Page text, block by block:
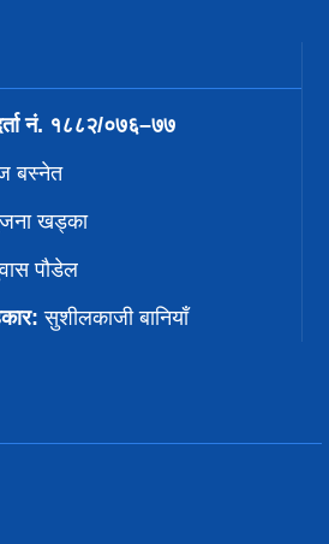
नं. १८८२/०७६–७७
बस्नेत
खड्का
पाैडेल
सुशीलकाजी बानियाँ